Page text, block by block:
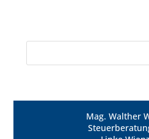
Mag. Walther